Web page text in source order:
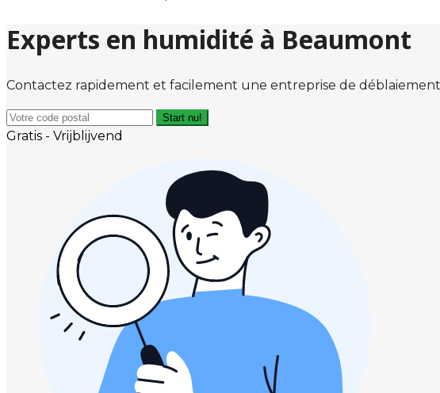
Experts en humidité à Beaumont
Contactez rapidement et facilement une entreprise de
Start nu!
Gratis - Vrijblijvend